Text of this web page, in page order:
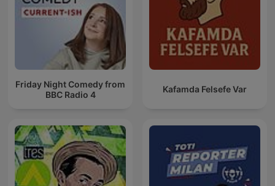
Friday Night Comedy from
BBC Radio 4
Kafamda Felsefe Var